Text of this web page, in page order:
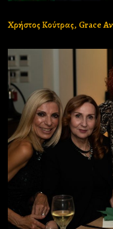
Χρήστος Κούτρας, Grace